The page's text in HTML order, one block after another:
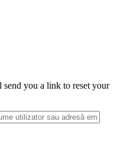
you a link to reset your